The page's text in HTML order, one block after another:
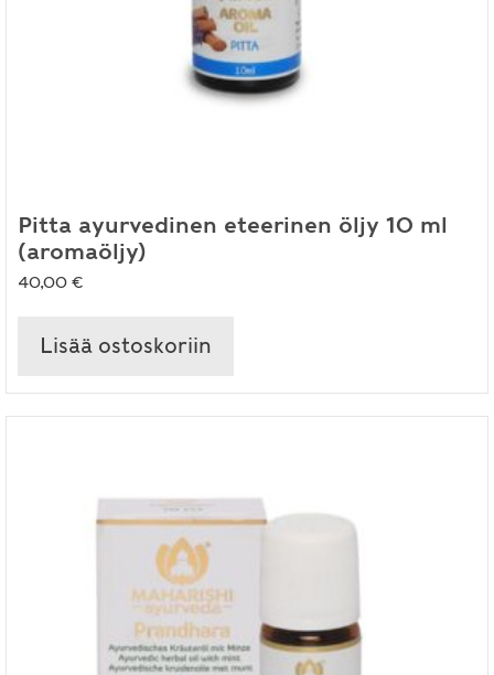
Pitta ayurvedinen eteerinen öljy 10 ml
(aromaöljy)
40,00 €
Lisää ostoskoriin